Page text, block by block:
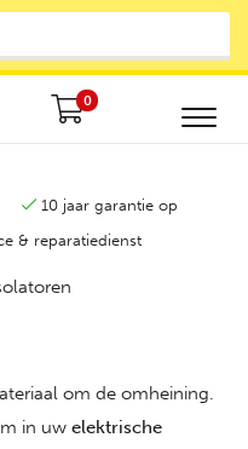
0
10 jaar garantie op
& reparatiedienst
om de omheining.
in uw elektrische